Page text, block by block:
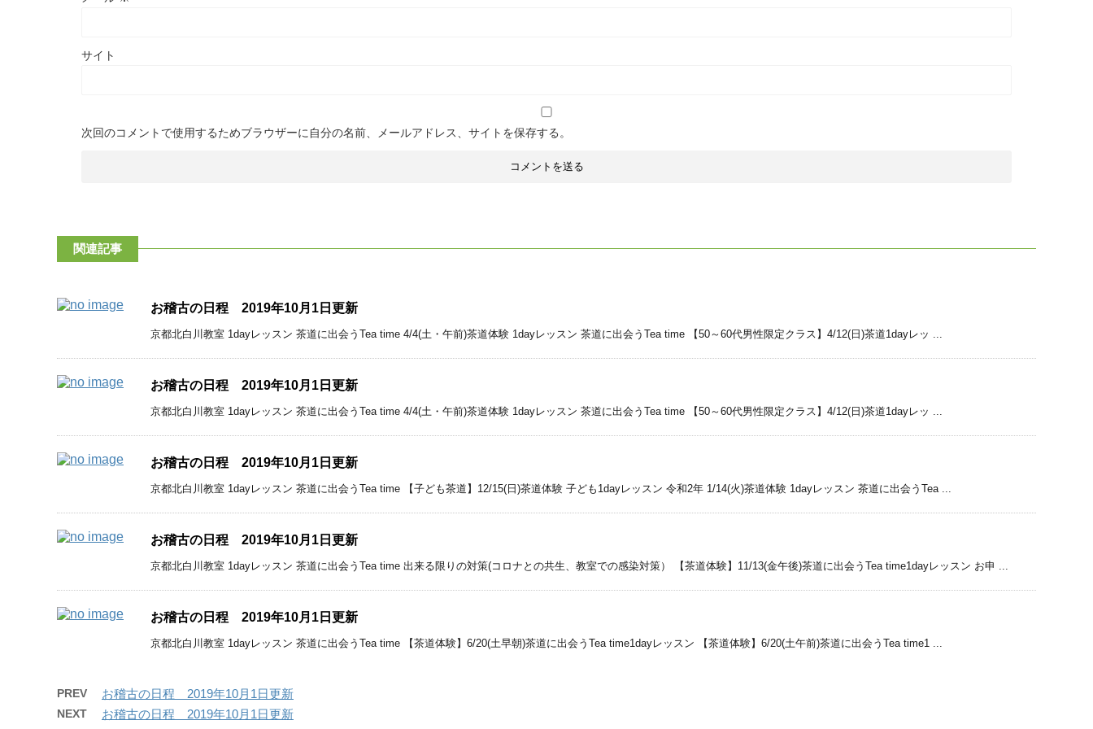
サイト
次回のコメントで使用するためブラウザーに自分の名前、メールアドレス、サイトを保存する。
関連記事
お稽古の日程 2019年10月1日更新
京都北白川教室 1dayレッスン 茶道に出会うTea time 4/4(土・午前)茶道体験 1dayレッスン 茶道に出会うTea time 【50～60代男性限定クラス】4/12(日)茶道1dayレッ ...
お稽古の日程 2019年10月1日更新
京都北白川教室 1dayレッスン 茶道に出会うTea time 4/4(土・午前)茶道体験 1dayレッスン 茶道に出会うTea time 【50～60代男性限定クラス】4/12(日)茶道1dayレッ ...
お稽古の日程 2019年10月1日更新
京都北白川教室 1dayレッスン 茶道に出会うTea time 【子ども茶道】12/15(日)茶道体験 子ども1dayレッスン 令和2年 1/14(火)茶道体験 1dayレッスン 茶道に出会うTea ...
お稽古の日程 2019年10月1日更新
京都北白川教室 1dayレッスン 茶道に出会うTea time 出来る限りの対策(コロナとの共生、教室での感染対策） 【茶道体験】11/13(金午後)茶道に出会うTea time1dayレッスン お申 ...
お稽古の日程 2019年10月1日更新
京都北白川教室 1dayレッスン 茶道に出会うTea time 【茶道体験】6/20(土早朝)茶道に出会うTea time1dayレッスン 【茶道体験】6/20(土午前)茶道に出会うTea time1 ...
PREV お稽古の日程 2019年10月1日更新
NEXT お稽古の日程 2019年10月1日更新